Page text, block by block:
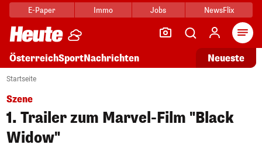
E-Paper Immo Jobs NewsFlix
ÖsterreichSportNachrichten Neueste
Startseite
Szene
1. Trailer zum Marvel-Film "Black
Widow"